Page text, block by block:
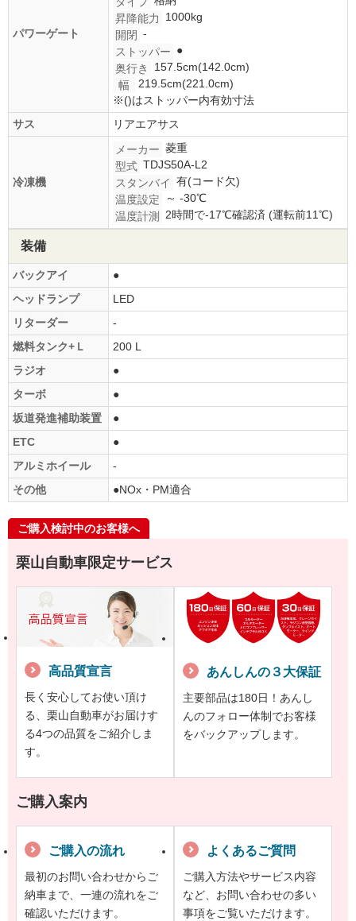
パワーゲート
昇降能力
1000kg
開閉 -
ストッパー ●
奥行き
157.5cm(142.0cm)
幅
219.5cm(221.0cm)
※()はストッパー内有効寸法
サス
リアエアサス
冷凍機
メーカー 菱重
型式 TDJS50A-L2
スタンバイ 有(コード欠)
温度設定
～ -30℃
温度計測
2時間で-17℃確認済 (運転前11℃)
装備
バックアイ
●
ヘッドランプ
LED
リターダー
-
燃料タンク+Ｌ
200 L
ラジオ
●
ターボ
●
坂道発進補助装置
●
ETC
●
アルミホイール
-
その他
●NOx・PM適合
ご購入検討中のお客様へ
栗山自動車限定サービス
高品質宣言
長く安心してお使い頂け
る、栗山自動車がお届けす
る4つの品質をご紹介しま
す。
あんしんの３大保証
主要部品は180日！あんし
んのフォロー体制でお客様
をバックアップします。
ご購入案内
ご購入の流れ
最初のお問い合わせからご
納車まで、一連の流れをご
確認いただけます。
よくあるご質問
ご購入方法やサービス内容
など、お問い合わせの多い
事項をご覧いただけます。